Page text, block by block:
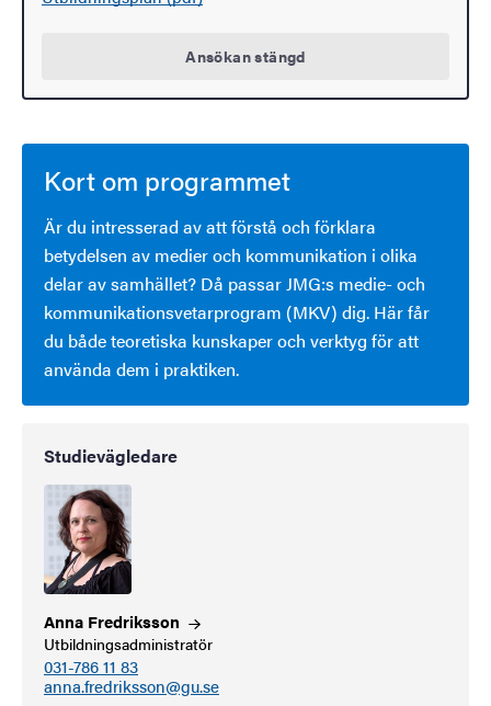
Ansökan stängd
Kort om programmet
Är du intresserad av att förstå och förklara
betydelsen av medier och kommunikation i olika
delar av samhället? Då passar JMG:s medie- och
kommunikationsvetarprogram (MKV) dig. Här får
du både teoretiska kunskaper och verktyg för att
använda dem i praktiken.
Studievägledare
Anna Fredriksson
Utbildningsadministratör
031-786 11 83
anna.fredriksson@gu.se